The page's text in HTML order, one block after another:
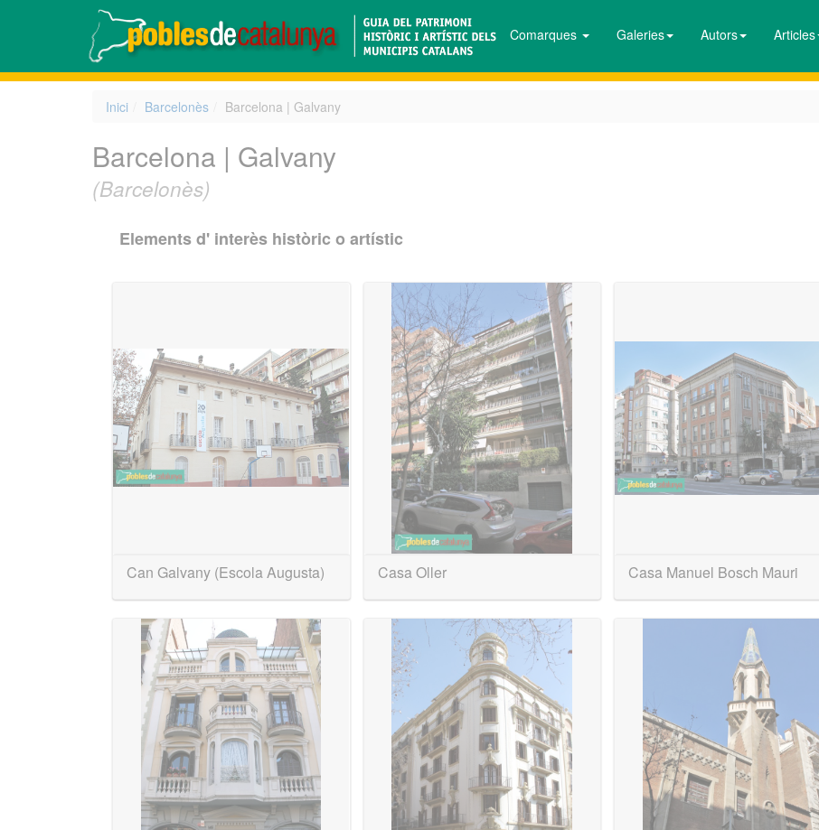
Comarques Galeries Autors Articles
Inici Barcelonès Barcelona | Galvany
Barcelona | Galvany
(Barcelonès)
Elements d' interès històric o artístic
Can Galvany (Escola Augusta) Casa Oller Casa Manuel Bosch Mauri